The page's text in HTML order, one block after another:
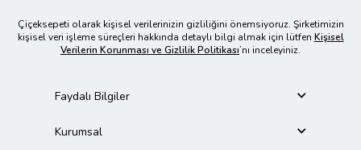
Çiçeksepeti olarak kişisel verilerinizin gizliliğini önemsiyoruz. Şirketimizin
kişisel veri işleme süreçleri hakkında detaylı bilgi almak için lütfen Kişisel
Verilerin Korunması ve Gizlilik Politikası’nı inceleyiniz.
Faydalı Bilgiler
Kurumsal